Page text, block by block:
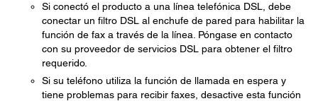
Si conectó el producto a una línea telefónica DSL, debe
conectar un filtro DSL al enchufe de pared para habilitar la
función de fax a través de la línea. Póngase en contacto
con su proveedor de servicios DSL para obtener el filtro
requerido.
Si su teléfono utiliza la función de llamada en espera y
tiene problemas para recibir faxes, desactive esta función